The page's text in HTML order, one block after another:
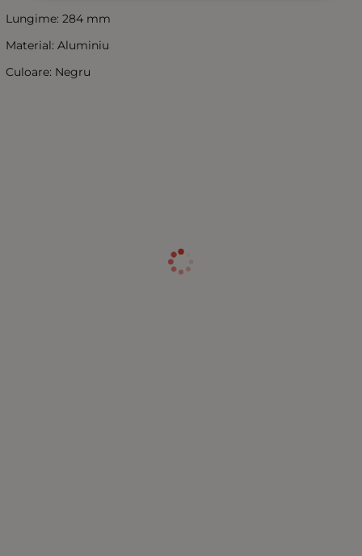
Lungime: 284 mm
Material: Aluminiu
Culoare: Negru